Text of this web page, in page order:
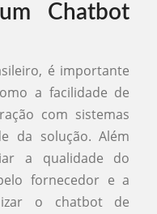
Chatbot
é importante
a facilidade de
com sistemas
da solução. Além
a qualidade do
fornecedor e a
o chatbot de